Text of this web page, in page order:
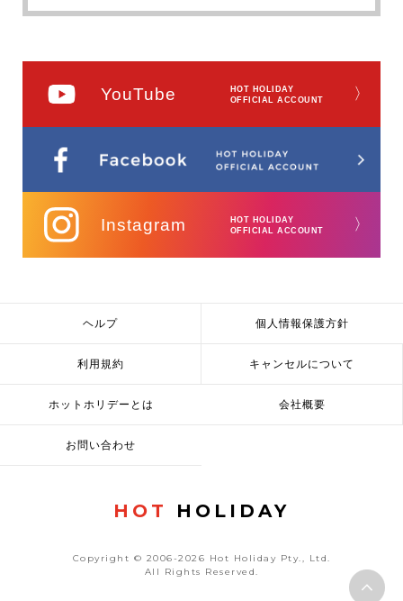
YouTube
HOT HOLIDAY
OFFICIAL ACCOUNT
〉
Instagram
HOT HOLIDAY
OFFICIAL ACCOUNT
〉
ヘルプ 個人情報保護方針
利用規約 キャンセルについて
ホットホリデーとは 会社概要
お問い合わせ
HOT HOLIDAY
Copyright © 2006-2026 Hot Holiday Pty., Ltd.
All Rights Reserved.